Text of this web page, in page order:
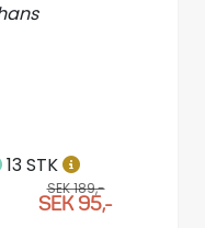
13 STK
SEK 189,-
SEK 95,-